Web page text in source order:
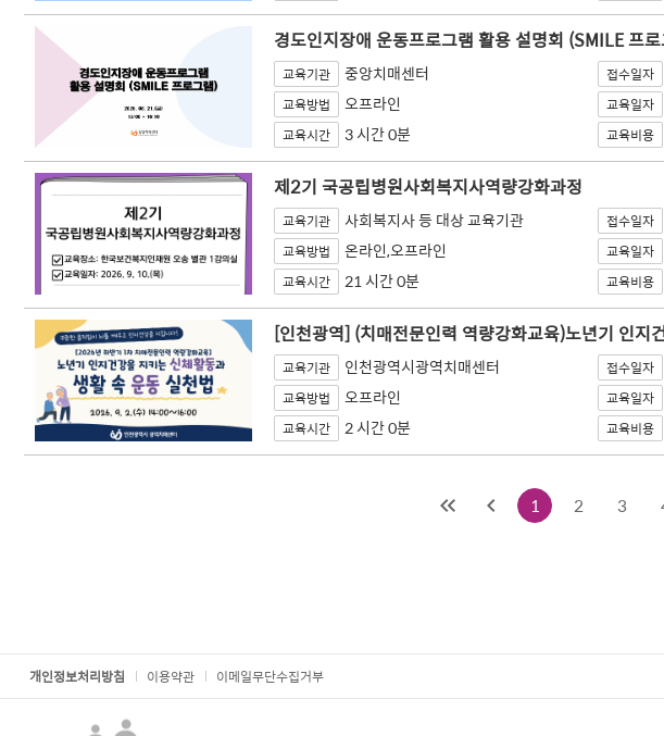
경도인지장애 운동프로그램 활용 설명회 (SMILE 프
교육기관 중앙치매센터 접수일자
교육방법 오프라인 교육일자
교육시간 3 시간 0분 교육비용
제2기 국공립병원사회복지사역량강화과정
교육기관 사회복지사 등 대상 교육기관 접수일자
교육방법 온라인,오프라인 교육일자
교육시간 21 시간 0분 교육비용
[인천광역] (치매전문인력 역량강화교육)노년기 인지
교육기관 인천광역시광역치매센터 접수일자
교육방법 오프라인 교육일자
교육시간 2 시간 0분 교육비용
처음 이전 1 2 3
개인정보처리방침 이용약관 이메일무단수집거부